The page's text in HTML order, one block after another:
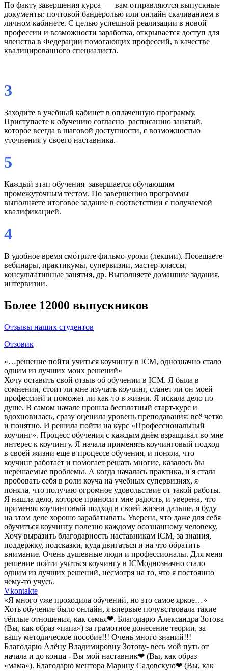
По факту завершения курса — вам отправляются выпускные
документы: почтовой бандеролью или онлайн скачиванием в
личном кабинете. С целью успешной реализации в новой
профессии и возможности заработка, открывается доступ для
членства в Федерации помогающих профессий, в качестве
квалицированного специалиста.
3
Заходите в учебный кабинет в оплаченную программу.
Приступаете к обучению согласно расписанию занятий,
которое всегда в шаговой доступности, с возможностью
уточнения у своего наставника.
5
Каждый этап обучения завершается обучающим
промежуточным тестом. По завершению программы
выполняете итоговое задание в соответствии с получаемой
квалификацией.
4
В удобное время смо́трите фильмо-уроки (лекции). Посещаете
вебинары, практикумы, супервизии, мастер-классы,
консультативные занятия, др. Выполняете домашние задания,
интервизии.
Более 12000 выпускников
Отзывы наших студентов
Отзовик
«…решение пойти учиться коучингу в ICM, однозначно стало
одним из лучших моих решений»
Хочу оставить свой отзыв об обучении в ICM. Я была в
сомнении, стоит ли мне изучать коучинг, станет ли он моей
профессией и поможет ли как-то в жизни. Я искала дело по
душе. В самом начале прошла бесплатный старт-курс и
вдохновилась, сразу оценила уровень преподавания: всё четко
и понятно. И решила пойти на курс «Профессиональный
коучинг». Процесс обучения с каждым днём взращивал во мне
интерес к коучингу. Я начала применять коучинговый подход
в своей жизни еще в процессе обучения, и поняла, что
коучинг работает и помогает решать многие, казалось бы
нерешаемые проблемы. А когда началась практика, и я стала
пробовать себя в роли коуча на учебных супервизиях, я
поняла, что получаю огромное удовольствие от такой работы.
Я нашла дело, которое приносит мне радость, и уверена, что
применяя коучинговый подход в своей жизни дальше, я буду
на этом деле хорошо зарабатывать. Уверена, что даже для себя
обучиться коучингу полезно каждому осознанному человеку.
Хочу выразить благодарность наставникам ICM, за знания,
поддержку, подсказки, куда двигаться и на что обратить
внимание. Очень душевные люди и профессионалы. Для меня
решение пойти учиться коучингу в ICMоднозначно стало
одним из лучших решений, несмотря на то, что я постоянно
чему-то учусь.
Vkontakte
«Я много уже проходила обучений, но это самое яркое…»
Хоть обучение было онлайн, я впервые почувствовала такие
тёплые отношения, как семья❤. Благодарю Александра Зотова
(Вы, как образ «папа») за грамотное донесение теории, за
вашу методическое пособие!!! Очень много знаний!!!
Благодарю Алёну Владимировну Зотову- весь мой путь от
начала и до конца - Вы мой наставник❤ (Вы, как образ
«мама»). Благодарю ментора Марину Садовскую❤ (Вы, как